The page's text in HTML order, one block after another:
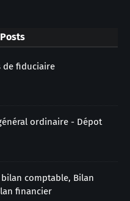
de fiduciaire
ordinaire - Dépot
comptable, Bilan
financier